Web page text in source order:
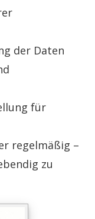
der Daten
für
regelmäßig –
zu